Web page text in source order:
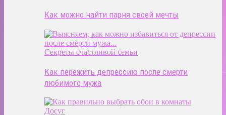
Как можно найти парня своей мечты
Секреты счастливой семьи
Как пережить депрессию после смерти
любимого мужа
Досуг